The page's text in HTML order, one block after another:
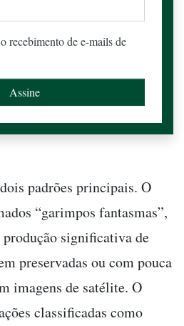
recebimento de e-mails de
padrões principais. O
“garimpos fantasmas”,
significativa de
preservadas ou com pouca
imagens de satélite. O
classificadas como